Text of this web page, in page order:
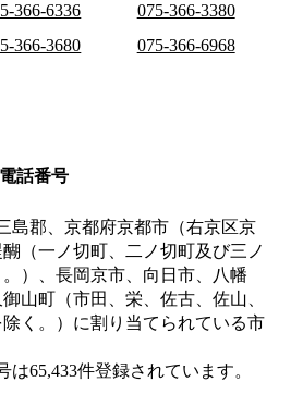
366-6336
075-366-3380
366-3680
075-366-6968
話番号
島郡、京都府京都市（右京区京
（一ノ切町、二ノ切町及び三ノ
）、長岡京市、向日市、八幡
山町（市田、栄、佐古、佐山、
く。） に割り当てられている市
は65,433件登録されています。